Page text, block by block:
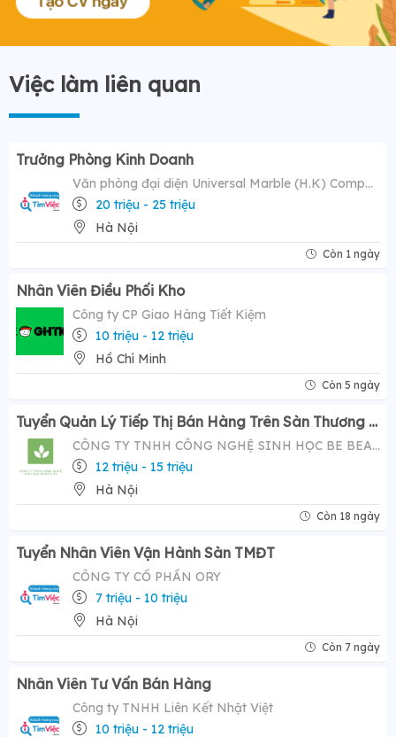
Việc làm liên quan
Trưởng Phòng Kinh Doanh
Văn phòng đại diện Universal Marble (H.K) Company Limited
20 triệu - 25 triệu
Hà Nội
Còn 1 ngày
Nhân Viên Điều Phối Kho
Công ty CP Giao Hàng Tiết Kiệm
10 triệu - 12 triệu
Hồ Chí Minh
Còn 5 ngày
Tuyển Quản Lý Tiếp Thị Bán Hàng Trên Sàn Thương Mại Điện Tử ( Tiktok Shop)- Mức Lương Hấp Dẫn 12-20 Triệu
CÔNG TY TNHH CÔNG NGHỆ SINH HỌC BE BEAUTY
12 triệu - 15 triệu
Hà Nội
Còn 18 ngày
Tuyển Nhân Viên Vận Hành Sàn TMĐT
CÔNG TY CỔ PHẦN ORY
7 triệu - 10 triệu
Hà Nội
Còn 7 ngày
Nhân Viên Tư Vấn Bán Hàng
Công ty TNHH Liên Kết Nhật Việt
10 triệu - 12 triệu